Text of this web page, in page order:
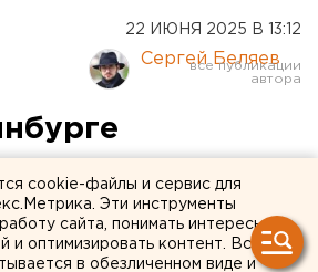
22 ИЮНЯ 2025 В 13:12
Сергей Беляев
детская
2.0»
провели реконструкцию
cookie-файлы и сервис для
Эти инструменты
сайта, понимать интересы
и оптимизировать контент. Вся
в обезличенном виде и